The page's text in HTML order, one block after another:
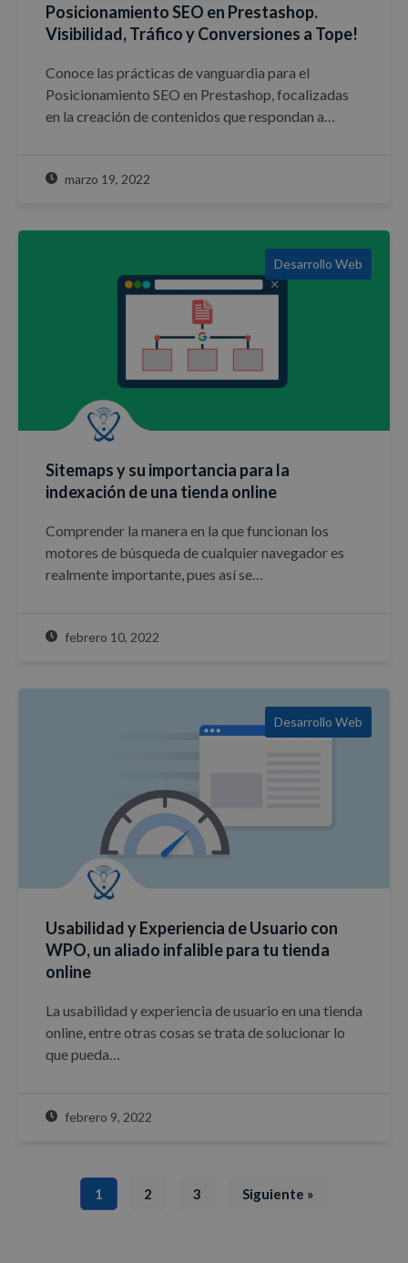
Posicionamiento SEO en Prestashop.
Visibilidad, Tráfico y Conversiones a Tope!
Conoce las prácticas de vanguardia para el
Posicionamiento SEO en Prestashop, focalizadas
en la creación de contenidos que respondan a…
marzo 19, 2022
Desarrollo Web
Sitemaps y su importancia para la
indexación de una tienda online
Comprender la manera en la que funcionan los
motores de búsqueda de cualquier navegador es
realmente importante, pues así se…
febrero 10, 2022
Desarrollo Web
Usabilidad y Experiencia de Usuario con
WPO, un aliado infalible para tu tienda
online
La usabilidad y experiencia de usuario en una tienda
online, entre otras cosas se trata de solucionar lo
que pueda…
febrero 9, 2022
1 2 3 Siguiente »